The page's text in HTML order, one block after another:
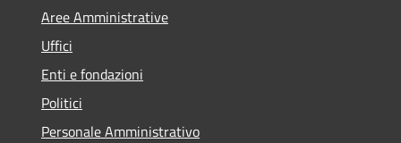
Aree Amministrative
Uffici
Enti e fondazioni
Politici
Personale Amministrativo